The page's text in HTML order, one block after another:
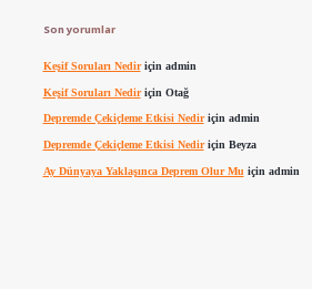
Son yorumlar
Keşif Soruları Nediriçin admin
Keşif Soruları Nediriçin Otağ
Depremde Çekiçleme Etkisi Nediriçin admin
Depremde Çekiçleme Etkisi Nediriçin Beyza
Ay Dünyaya Yaklaşınca Deprem Olur Mu için admin